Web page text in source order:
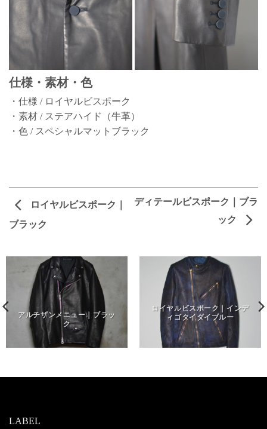
仕様・素材・色
・仕様 / ロイヤルビスポーク
・素材 / ステアハイド（牛革）
・色 / スペシャルマットブラック
ロイヤルビスポーク｜
ブラック
ディテールビスポーク｜ブラ
ック
アルチザンメニュー｜ブラッ
ク
ロイヤルビスポーク｜インデ
ィゴタイダイブルー
LABEL